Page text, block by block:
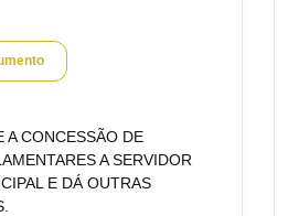
A CONCESSÃO DE
A SERVIDOR
E DÁ OUTRAS